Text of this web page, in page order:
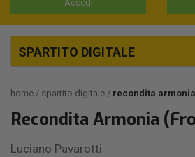
Accedi
SPARTITO DIGITALE
home spartito digitale recondita
Recondita Armonia
Luciano Pavarotti